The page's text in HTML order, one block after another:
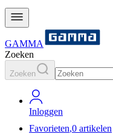
GAMMA
Zoeken
Zoeken
Inloggen
Favorieten,0 artikelen